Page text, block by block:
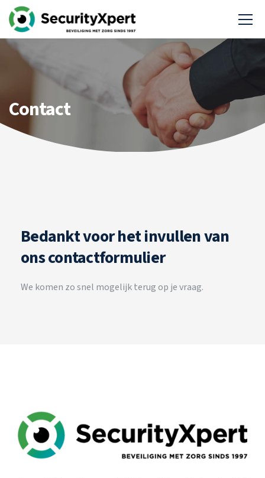
Contact
Bedankt voor het invullen van
ons contactformulier
We komen zo snel mogelijk terug op je vraag.